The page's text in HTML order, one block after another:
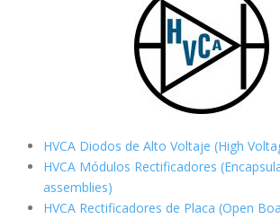
HVCA Diodos de Alto Voltaje (High
HVCA Módulos Rectificadores
assemblies)
HVCA Rectificadores de Placa (Open